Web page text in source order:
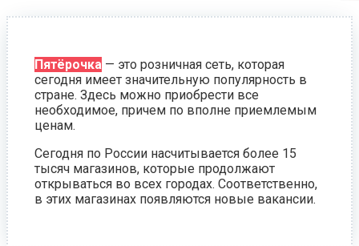
Пятёрочка — это розничная сеть, которая
сегодня имеет значительную популярность в
стране. Здесь можно приобрести все
необходимое, причем по вполне приемлемым
ценам.
Сегодня по России насчитывается более 15
тысяч магазинов, которые продолжают
открываться во всех городах. Соответственно,
в этих магазинах появляются новые вакансии.